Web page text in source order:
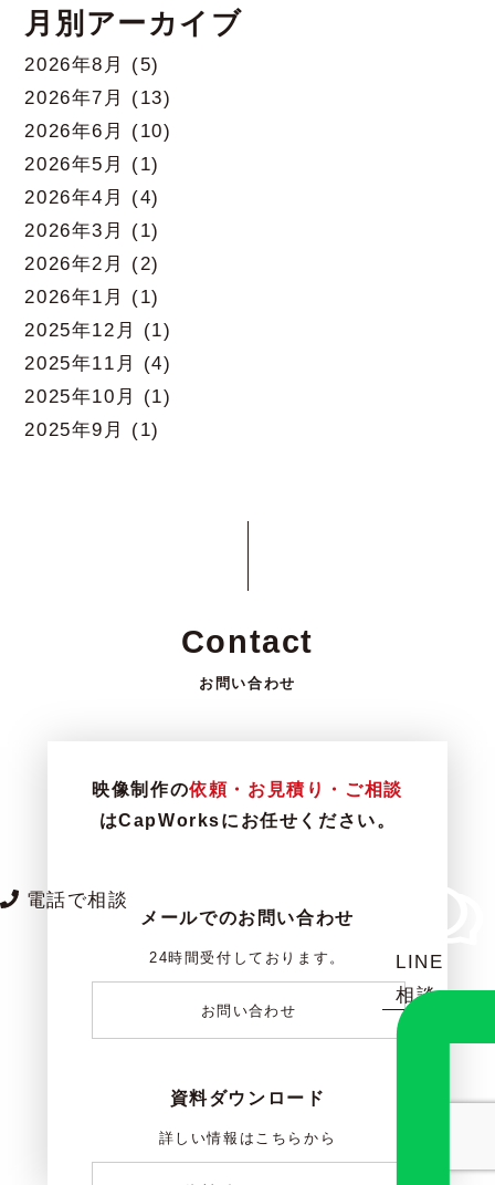
LINE
相談
電話で相談
月別アーカイブ
2026年8月
(5)
2026年7月
(13)
2026年6月
(10)
2026年5月
(1)
2026年4月
(4)
2026年3月
(1)
2026年2月
(2)
2026年1月
(1)
2025年12月
(1)
2025年11月
(4)
2025年10月
(1)
2025年9月
(1)
Contact
お問い合わせ
映像制作の依頼・お見積り・ご相談
はCapWorksにお任せください。
メールでのお問い合わせ
24時間受付しております。
お問い合わせ
資料ダウンロード
詳しい情報はこちらから